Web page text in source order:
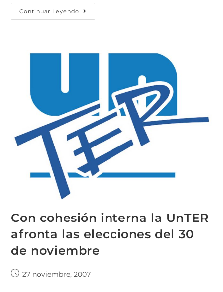
Continuar Leyendo
Con cohesión interna la UnTER
afronta las elecciones del 30
de noviembre
27 noviembre, 2007